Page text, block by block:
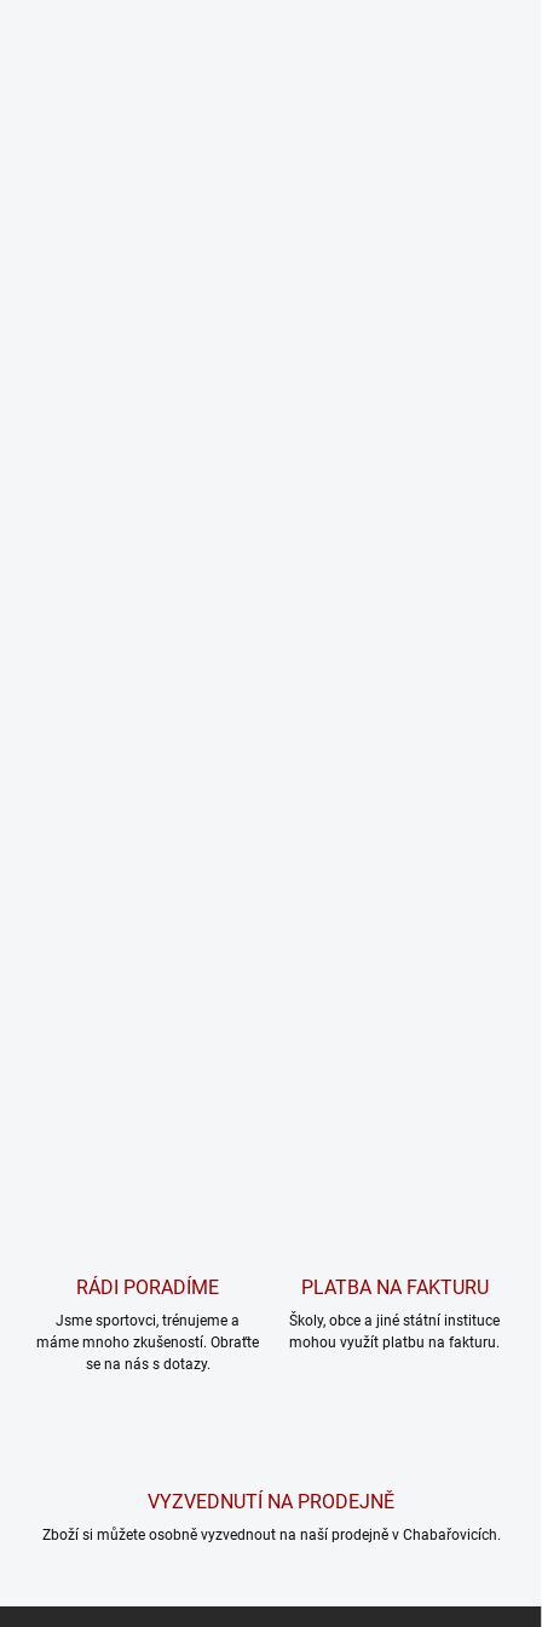
RÁDI PORADÍME
Jsme sportovci, trénujeme a
máme mnoho zkušeností. Obraťte
se na nás s dotazy.
PLATBA NA FAKTURU
Školy, obce a jiné státní instituce
mohou využít platbu na fakturu.
VYZVEDNUTÍ NA PRODEJNĚ
Zboží si můžete osobně vyzvednout na naší prodejně v Chabařovicích.